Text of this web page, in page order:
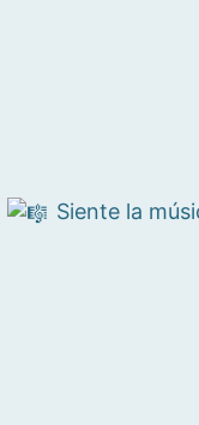
Siente la